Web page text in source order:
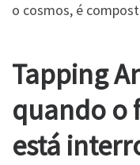
o cosmos, é
Tapping
quando o
está